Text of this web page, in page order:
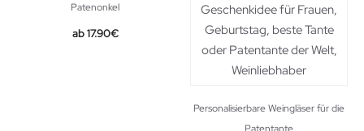
Patenonkel
17.90€
Personalisierbare Weingläser für die